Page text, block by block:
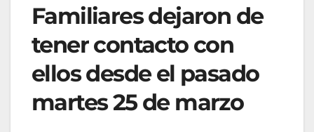
Familiares dejaron de
tener contacto con
ellos desde el pasado
martes 25 de marzo